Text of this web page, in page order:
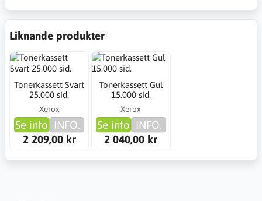
Liknande produkter
Tonerkassett Svart
25.000 sid.
Xerox
Se info INFO.
2 209,00 kr
Tonerkassett Gul
15.000 sid.
Xerox
Se info INFO.
2 040,00 kr